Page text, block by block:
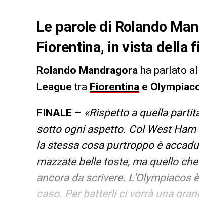
Le parole di Rolando
Fiorentina, in vista della
Rolando Mandragora ha parlato al
League tra Fiorentina e
FINALE – «Rispetto a quella
sotto ogni aspetto. Col West
la stessa cosa purtroppo è
mazzate belle toste, ma quello
ancora da scrivere.
caso. Per batterli ci vorrà una